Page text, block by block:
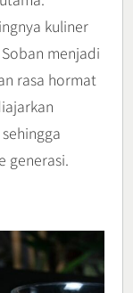
kuliner
menjadi
rasa hormat
generasi.